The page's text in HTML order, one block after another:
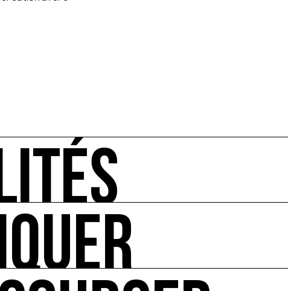
des rendez-vous de l'art et de l'écologie :